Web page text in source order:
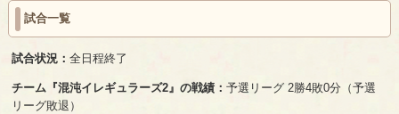
試合一覧
試合状況：全日程終了
チーム『混沌イレギュラーズ2』の戦績：予選リーグ 2勝4敗0分（予選
リーグ敗退）